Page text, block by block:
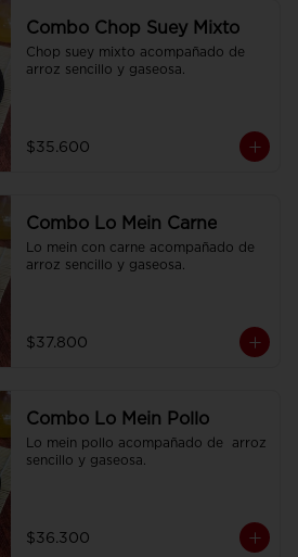
Combo Chop Suey Mixto
Chop suey mixto acompañado de
arroz sencillo y gaseosa.
$35.600
Combo Lo Mein Carne
Lo mein con carne acompañado de
arroz sencillo y gaseosa.
$37.800
Combo Lo Mein Pollo
Lo mein pollo acompañado de  arroz
sencillo y gaseosa.
$36.300